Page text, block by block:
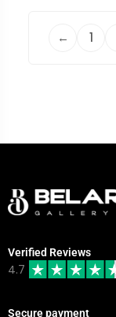
← 1
Verified Reviews
4.7
Secure payment